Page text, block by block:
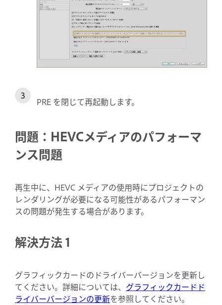
PRE を閉じて再起動します。
問題：HEVCメディアのパフォーマ
ンス問題
再生中に、HEVC メディアの使用時にプロジェクトの
レンダリングが必要になる可能性があるパフォーマン
スの問題が発生する場合があります。
解決方法 1
グラフィックカードのドライバーバージョンを更新し
てください。詳細については、 グラフィックカードド
ライバーバージョンの更新を参照してください。